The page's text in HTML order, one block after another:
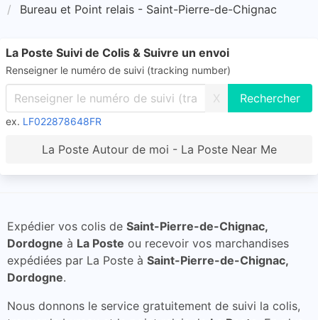
Bureau et Point relais - Saint-Pierre-de-Chignac
La Poste Suivi de Colis & Suivre un envoi
Renseigner le numéro de suivi (tracking number)
X
ex. LF022878648FR
La Poste Autour de moi - La Poste Near Me
Expédier vos colis de Saint-Pierre-de-Chignac,
Dordogne à La Poste ou recevoir vos marchandises
expédiées par La Poste à Saint-Pierre-de-Chignac,
Dordogne.
Nous donnons le service gratuitement de suivi la colis,